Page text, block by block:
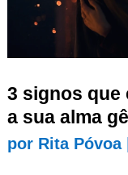
3 signos que
a sua alma
por Rita Póvoa